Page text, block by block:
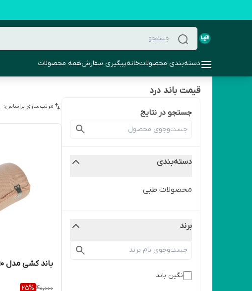
دسته‌بندی محصولاتخانهپیگیری سفارشهمه محصولات
قیمت باند درد
جستجو در نتایج
دسته‌بندی
محصولات طبی
برند
نگین باند
مرتب‌سازی براساس:
باند کشی مدل 10 سانتی
40,000
25%